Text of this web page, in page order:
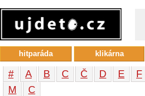
# A B C Č D E F
М
С
hitparáda klikárna